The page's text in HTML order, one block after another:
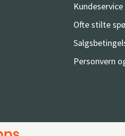
Kundeservice
Ofte stilte
Personvern